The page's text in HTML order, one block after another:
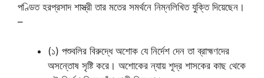
পণ্ডিত হরপ্রসাদ শাস্ত্রী তার মতের সমর্থনে নিম্নলিখিত যুক্তি দিয়েছেন।
–
(১) পশুবলির বিরুদ্ধে অশোক যে নির্দেশ দেন তা ব্রাহ্মণদের
অসন্তোষ সৃষ্টি করে। অশোকের ন্যায় শূদ্র শাসকের কাছ থেকে